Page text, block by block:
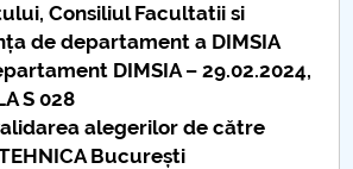
Consiliul Facultatii si
de departament a DIMSIA
DIMSIA – 29.02.2024,
S 028
alegerilor de către
București